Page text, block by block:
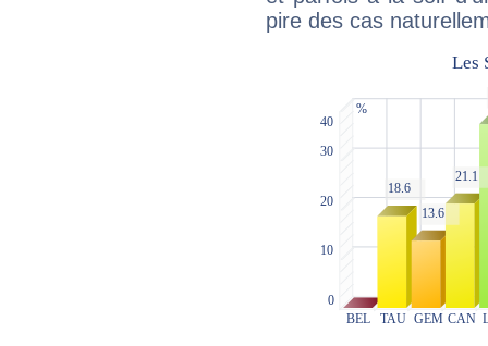
pire des cas